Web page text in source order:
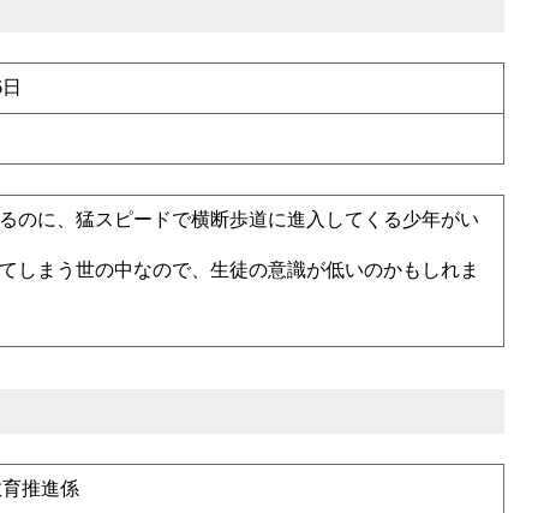
のに、猛スピードで横断歩道に進入してくる少年がい
しまう世の中なので、生徒の意識が低いのかもしれま
推進係